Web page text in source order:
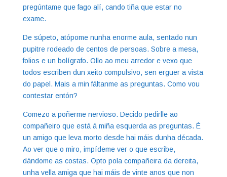
pregúntame que fago alí, cando tiña que estar no
exame.
De súpeto, atópome nunha enorme aula, sentado nun
pupitre rodeado de centos de persoas. Sobre a mesa,
folios e un bolígrafo. Ollo ao meu arredor e vexo que
todos escriben dun xeito compulsivo, sen erguer a vista
do papel. Mais a min fáltanme as preguntas. Como vou
contestar entón?
Comezo a poñerme nervioso. Decido pedirlle ao
compañeiro que está á miña esquerda as preguntas. É
un amigo que leva morto desde hai máis dunha década.
Ao ver que o miro, impídeme ver o que escribe,
dándome as costas. Opto pola compañeira da dereita,
unha vella amiga que hai máis de vinte anos que non